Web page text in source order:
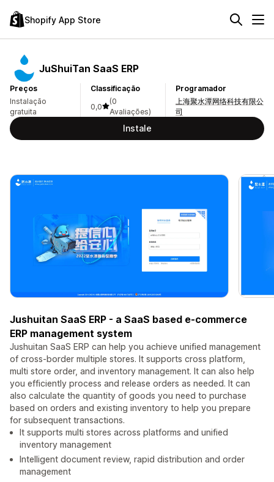
Shopify App Store
JuShuiTan SaaS ERP
Preços
Instalação
gratuita
Classificação
0,0
(0
Avaliações)
Programador
上海聚水潭网络科技有限公
司
Instale
Jushuitan SaaS ERP - a SaaS based e-commerce
ERP management system
Jushuitan SaaS ERP can help you achieve unified management
of cross-border multiple stores. It supports cross platform,
multi store order, and inventory management. It can also help
you efficiently process and release orders as needed. It can
also calculate the quantity of goods you need to purchase
based on orders and existing inventory to help you prepare
for subsequent transactions.
It supports multi stores across platforms and unified
inventory management
Intelligent document review, rapid distribution and order
management